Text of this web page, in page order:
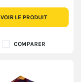
VOIR LE PRODUIT
COMPARER